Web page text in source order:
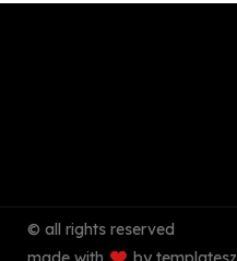
© all rights reserved